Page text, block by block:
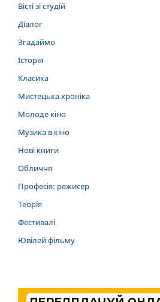
Вісті зі студій
Діалог
Згадаймо
Історія
Класика
Мистецька хроніка
Молоде кіно
Музика в кіно
Нові книги
Обличчя
Професія: режисер
Теорія
Фестивалі
Ювілей фільму